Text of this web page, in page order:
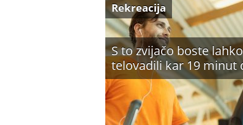
S to zvijačo boste lahko
telovadili kar 19 minut
Rekreacija